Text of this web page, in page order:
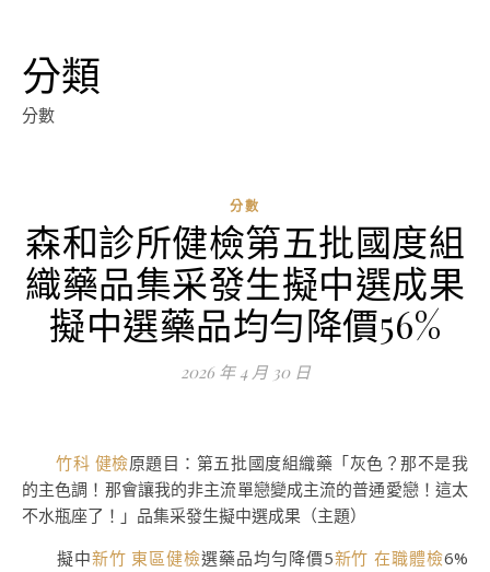
分類
分數
分數
森和診所健檢第五批國度組
織藥品集采發生擬中選成果
擬中選藥品均勻降價56%
2026 年 4 月 30 日
竹科 健檢原題目：第五批國度組織藥「灰色？那不是我
的主色調！那會讓我的非主流單戀變成主流的普通愛戀！這太
不水瓶座了！」品集采發生擬中選成果（主題）
擬中新竹 東區健檢選藥品均勻降價5新竹 在職體檢6%
0